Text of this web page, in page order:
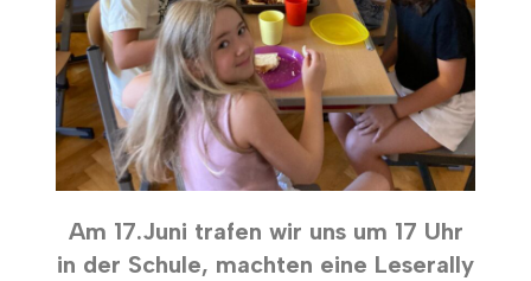
Am 17.Juni trafen wir uns um 17 Uhr
in der Schule, machten eine Leserally